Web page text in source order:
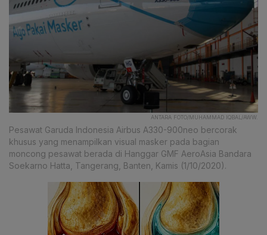
ANTARA FOTO/MUHAMMAD IQBAL/AWW.
Pesawat Garuda Indonesia Airbus A330-900neo bercorak
khusus yang menampilkan visual masker pada bagian
moncong pesawat berada di Hanggar GMF AeroAsia Bandara
Soekarno Hatta, Tangerang, Banten, Kamis (1/10/2020).